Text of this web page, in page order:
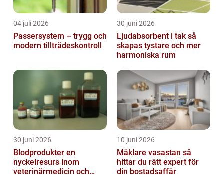
04 juli 2026
Passersystem – trygg och
modern tillträdeskontroll
30 juni 2026
Ljudabsorbent i tak så
skapas tystare och mer
harmoniska rum
30 juni 2026
Blodprodukter en
nyckelresurs inom
veterinärmedicin och
10 juni 2026
Mäklare vasastan så
hittar du rätt expert för
din bostadsaffär